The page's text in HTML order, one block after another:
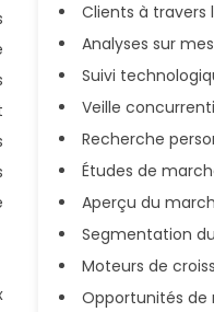
Clients à travers
Analyses sur
Suivi
Veille
Recherche
Études de
Aperçu du
Segmentation
Moteurs de
Opportunités de